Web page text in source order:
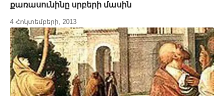
քառասունինը սրբերի մասին
4 Հոկտեմբերի, 2013